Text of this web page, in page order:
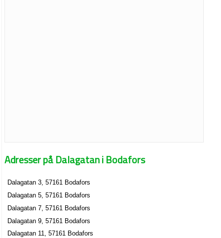
Adresser på Dalagatan i Bodafors
Dalagatan 3, 57161 Bodafors
Dalagatan 5, 57161 Bodafors
Dalagatan 7, 57161 Bodafors
Dalagatan 9, 57161 Bodafors
Dalagatan 11, 57161 Bodafors